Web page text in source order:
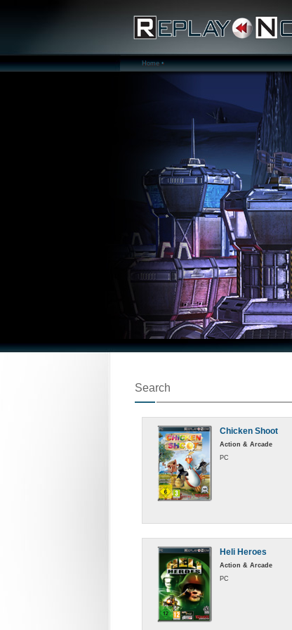
Home •
Search
Chicken Shoot
Action & Arcade
PC
Heli Heroes
Action & Arcade
PC